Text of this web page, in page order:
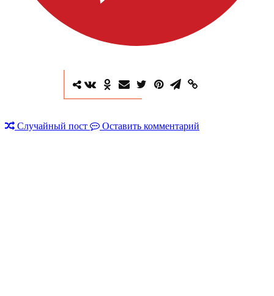
Случайный пост Оставить комментарий